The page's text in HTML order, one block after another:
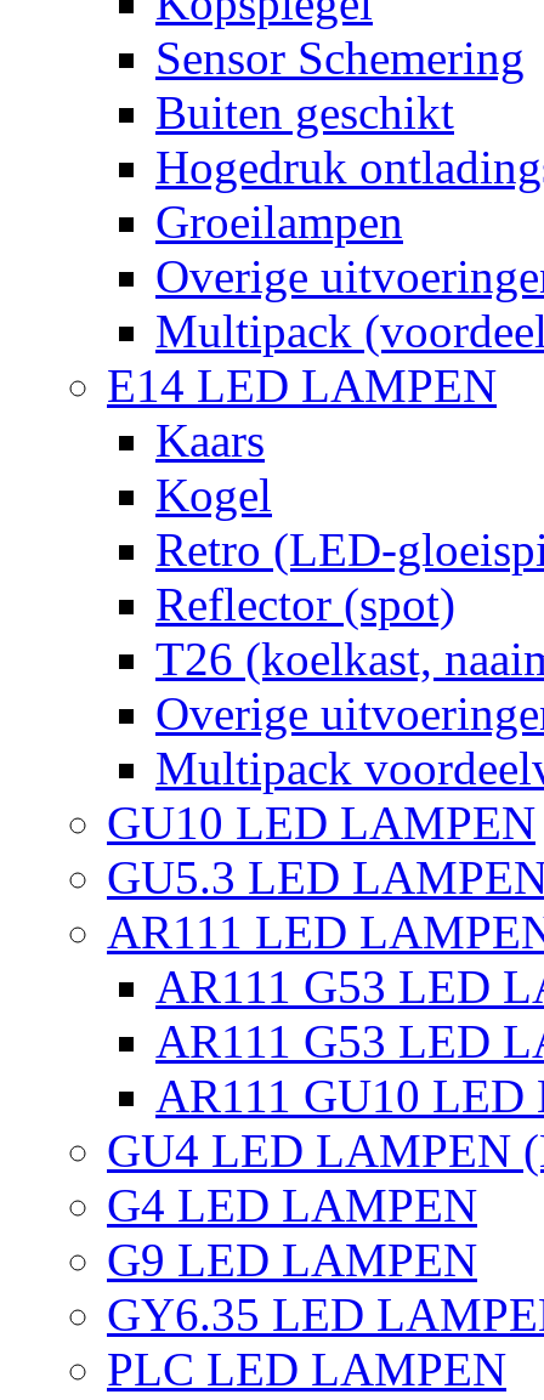
Sensor Schemering
Buiten geschikt
Hogedruk
Groeilampen
Overige
Multipack
E14 LED LAMPEN
Kaars
Kogel
Retro (LED-
Reflector (spot)
T26 (koelkast,
Overige
Multipack
GU10 LED LAMPEN
GU5.3 LED
AR111 LED
AR111 G53 LED
AR111 G53 LED
AR111 GU10
GU4 LED LAMPEN
G4 LED LAMPEN
G9 LED LAMPEN
GY6.35 LED
PLC LED LAMPEN